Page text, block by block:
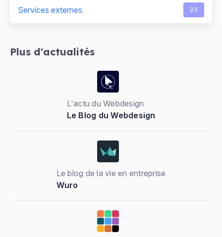
Services externes 23
Plus d'actualités
L'actu du Webdesign
Le Blog du Webdesign
Le blog de la vie en entreprise
Wuro